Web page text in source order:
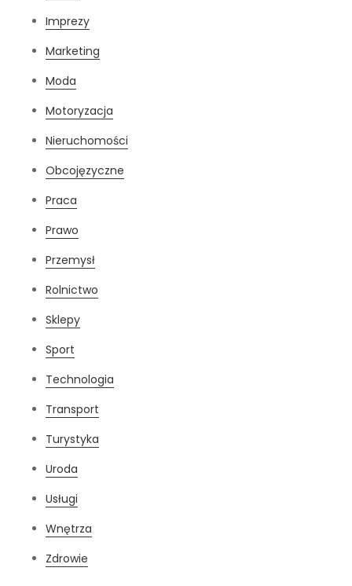
Imprezy
Marketing
Moda
Motoryzacja
Nieruchomości
Obcojęzyczne
Praca
Prawo
Przemysł
Rolnictwo
Sklepy
Sport
Technologia
Transport
Turystyka
Uroda
Usługi
Wnętrza
Zdrowie